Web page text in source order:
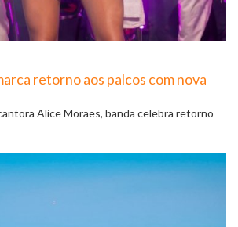
retorno aos palcos com nova
Alice Moraes, banda celebra retorno